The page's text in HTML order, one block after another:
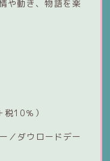
や動き、物語を楽
10％）
／ダウロードデー